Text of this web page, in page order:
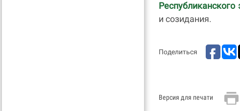
и созидания.
Поделиться
Версия для печати